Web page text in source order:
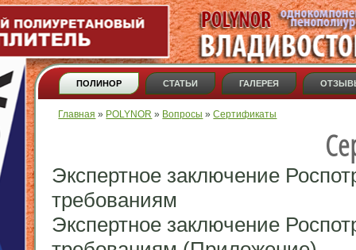
ПОЛИНОР СТАТЬИ ГАЛЕРЕЯ
Вы здесь
Главная » POLYNOR » Вопросы » Сертификаты
Экспертное заключение
требованиям
Экспертное заключение